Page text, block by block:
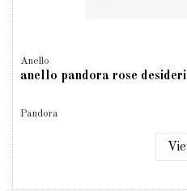
Anello
anello pandora rose
Pandora